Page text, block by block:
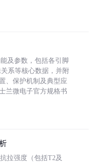
及参数，包括各引脚
系等核心数据，并附
、保护机制及典型应
兰微电子官方规格书
拉强度（包括T2及